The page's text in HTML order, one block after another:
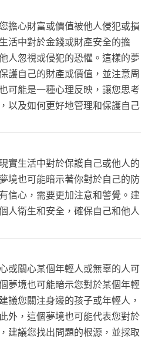
擔心財富或價值被他人侵犯或損
活中對於金錢或財產安全的擔
人忽視或侵犯的恐懼。這樣的夢
護自己的財產或價值，並注意周
可能是一種心理反映，讓您思考
以及如何更好地管理和保護自己
實生活中對於保護自己或他人的
境也可能暗示著你對於自己的防
信心，需要更加注意和警覺。建
人衛生和安全，確保自己和他人
或關心某個年輕人或無辜的人可
夢境也可能暗示您對於某個年輕
議您關注身邊的孩子或年輕人，
外，這個夢境也可能代表您對於
建議您找出問題的根源，並採取